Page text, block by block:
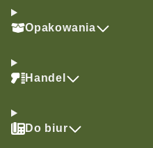
Opakowania
Handel
Do biur